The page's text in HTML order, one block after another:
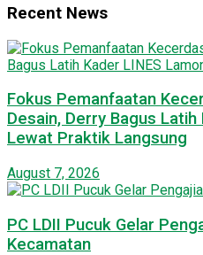
Recent News
Fokus Pemanfaatan
Desain, Derry Bagus
Lewat Praktik Langsung
August 7, 2026
PC LDII Pucuk Gelar
Kecamatan